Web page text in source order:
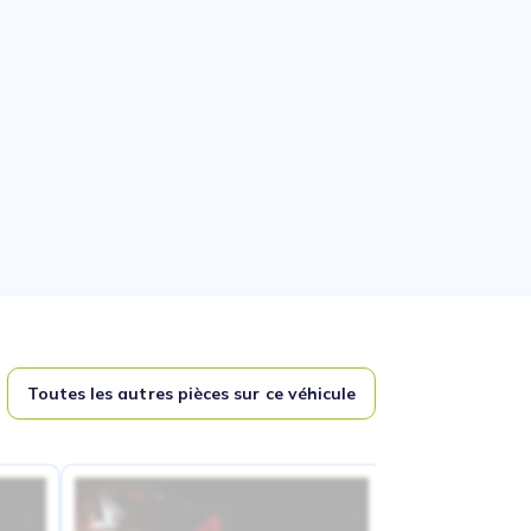
Toutes les autres pièces sur ce véhicule